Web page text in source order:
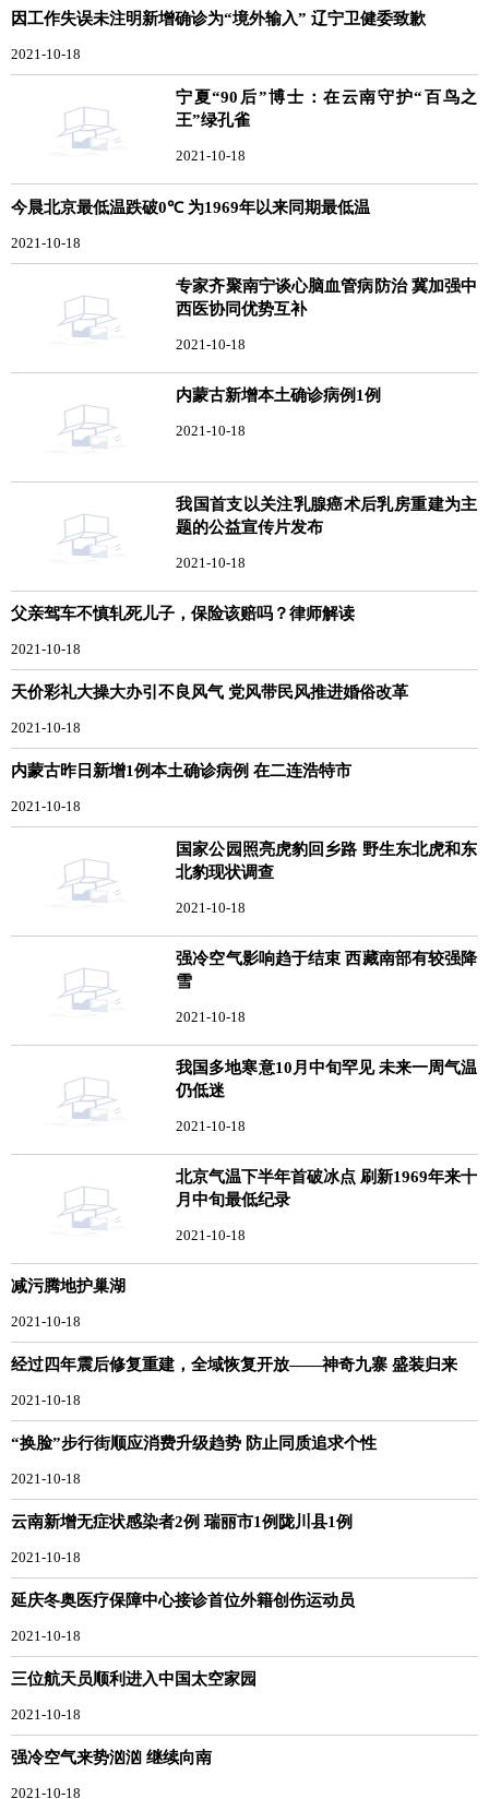
因工作失误未注明新增确诊为“境外输入” 辽宁卫健委致歉
2021-10-18
宁夏“90后”博士：在云南守护“百鸟之
王”绿孔雀
2021-10-18
今晨北京最低温跌破0℃ 为1969年以来同期最低温
2021-10-18
专家齐聚南宁谈心脑血管病防治 冀加强中
西医协同优势互补
2021-10-18
内蒙古新增本土确诊病例1例
2021-10-18
我国首支以关注乳腺癌术后乳房重建为主
题的公益宣传片发布
2021-10-18
父亲驾车不慎轧死儿子，保险该赔吗？律师解读
2021-10-18
天价彩礼大操大办引不良风气 党风带民风推进婚俗改革
2021-10-18
内蒙古昨日新增1例本土确诊病例 在二连浩特市
2021-10-18
国家公园照亮虎豹回乡路 野生东北虎和东
北豹现状调查
2021-10-18
强冷空气影响趋于结束 西藏南部有较强降
雪
2021-10-18
我国多地寒意10月中旬罕见 未来一周气温
仍低迷
2021-10-18
北京气温下半年首破冰点 刷新1969年来十
月中旬最低纪录
2021-10-18
减污腾地护巢湖
2021-10-18
经过四年震后修复重建，全域恢复开放——神奇九寨 盛装归来
2021-10-18
“换脸”步行街顺应消费升级趋势 防止同质追求个性
2021-10-18
云南新增无症状感染者2例 瑞丽市1例陇川县1例
2021-10-18
延庆冬奥医疗保障中心接诊首位外籍创伤运动员
2021-10-18
三位航天员顺利进入中国太空家园
2021-10-18
强冷空气来势汹汹 继续向南
2021-10-18